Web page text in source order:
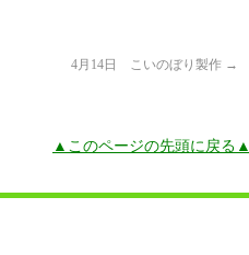
4月14日 こいのぼり製作 →
▲このページの先頭に戻る▲